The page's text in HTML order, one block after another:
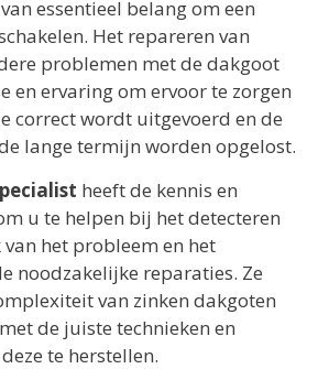
essentieel belang om een
Het repareren van
problemen met de dakgoot
en ervaring om ervoor te zorgen
correct wordt uitgevoerd en de
lange termijn worden opgelost.
heeft de kennis en
u te helpen bij het detecteren
het probleem en het
noodzakelijke reparaties. Ze
van zinken dakgoten
de juiste technieken en
te herstellen.